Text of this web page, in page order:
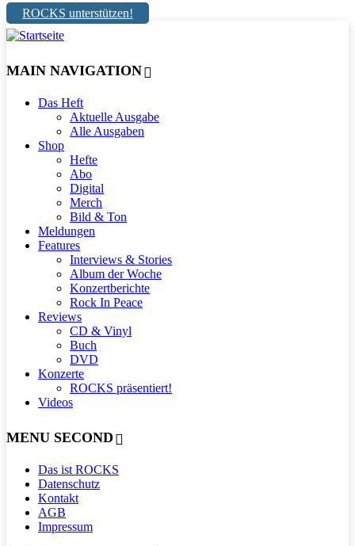
ROCKS unterstützen!
MAIN NAVIGATION
Das Heft
Aktuelle Ausgabe
Alle Ausgaben
Shop
Hefte
Abo
Digital
Merch
Bild & Ton
Meldungen
Features
Interviews & Stories
Album der Woche
Konzertberichte
Rock In Peace
Reviews
CD & Vinyl
Buch
DVD
Konzerte
ROCKS präsentiert!
Videos
MENU SECOND
Das ist ROCKS
Datenschutz
Kontakt
AGB
Impressum